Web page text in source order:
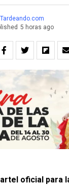
Tardeando.com
5 horas ago
oficial para